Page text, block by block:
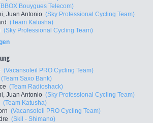
Bouygues Telecom)
Juan Antonio (Sky Professional Cycling Team)
(Team Katusha)
(Sky Professional Cycling Team)
(Vacansoleil PRO Cycling Team)
(Team Saxo Bank)
(Team Radioshack)
Juan Antonio (Sky Professional Cycling Team)
(Team Katusha)
(Vacansoleil PRO Cycling Team)
(Skil - Shimano)